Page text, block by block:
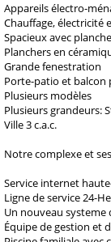
Appareils électro-
Chauffage, électricité
Spacieux avec
Planchers en
Grande fenestration
Porte-patio et balcon
Plusieurs modèles
Plusieurs grandeurs:
Ville 3 c.a.c.
Notre complexe et
Service internet
Ligne de service 24-
Un nouveau systeme
Équipe de gestion et